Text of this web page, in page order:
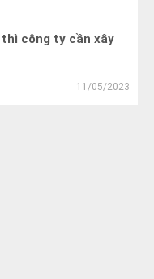
công ty cần xây
11/05/2023